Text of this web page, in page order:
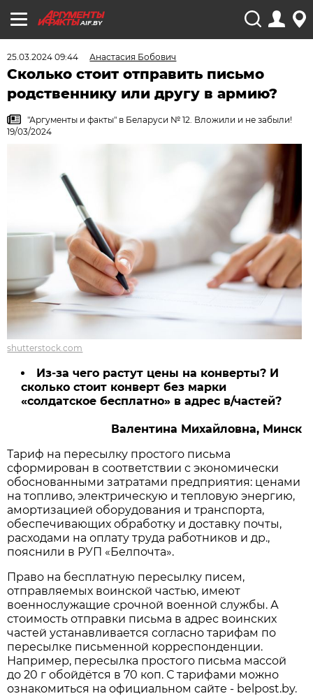
AIF.BY
25.03.2024 09:44 Анастасия Бобович
Сколько стоит отправить письмо
родственнику или другу в армию?
"Аргументы и факты" в Беларуси № 12. Вложили и не забыли!
19/03/2024
shutterstock.com
Из-за чего растут цены на конверты? И
сколько стоит конверт без марки
«солдатское бесплатно» в адрес в/частей?
Валентина Михайловна, Минск
Тариф на пересылку простого письма
сформирован в соответствии с экономически
обоснованными затратами предприятия: ценами
на топливо, электрическую и тепловую энергию,
амортизацией оборудования и транспорта,
обеспечивающих обработку и доставку почты,
расходами на оплату труда работников и др.,
пояснили в РУП «Белпочта».
Право на бесплатную пересылку писем,
отправляемых воинской частью, имеют
военнослужащие срочной военной службы. А
стоимость отправки письма в адрес воинских
частей устанавливается согласно тарифам по
пересылке письменной корреспонденции.
Например, пересылка простого письма массой
до 20 г обойдётся в 70 коп. С тарифами можно
ознакомиться на официальном сайте - belpost.by.